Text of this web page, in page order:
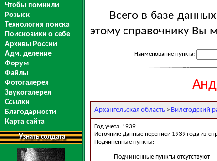
Чтобы помнили
Розыск
Технология поиска
Поисковики о себе
Архивы России
Адм. деление
Форум
Файлы
Фотогалерея
Звукогалерея
Ссылки
Благодарности
Карта сайта
Узнать солдата
Всего в базе
этому справочнику Вы
Наименование пункта:
Архангельская область > Вилегодский
Год учета: 1939
Источник: Данные переписи 1939 года из
Подчиненные пункты:
Подчиненные пункты отсутствуют